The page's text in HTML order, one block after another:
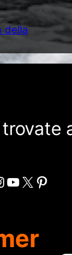
della
YouTube X Pinterest